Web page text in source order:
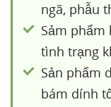
ngã, phẫu
Sảm
tình trạng
Sản phẩm
bám dính